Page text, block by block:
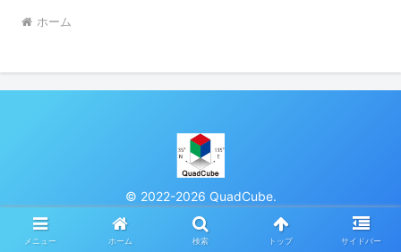
ホーム
© 2022-2026 QuadCube.
メニュー ホーム 検索 トップ サイドバー